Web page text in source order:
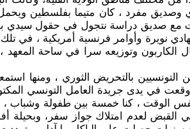
وصديق مفرد ، كان متيما بفلسطين
كنت مع صديق دراسة نتجول في حقول سيدي
نويرة وأوامر فرنسية أمريكية ، في تلك
وتوزيعه سرا في ساحة المعهد ،
التونسيين بالتحريض الثوري ، ومنها
في يدى جريدة العامل التونسي
الوقت ، كنا خمسة بين طفولة وشباب
القبض لعدم امتلاك جواز سفر،